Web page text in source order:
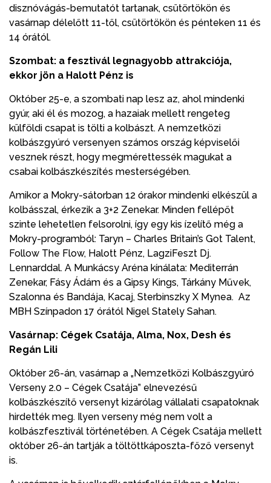
disznóvágás-bemutatót tartanak, csütörtökön és
vasárnap délelőtt 11-től, csütörtökön és pénteken 11 és
14 órától.
Szombat: a fesztivál legnagyobb attrakciója,
ekkor jön a Halott Pénz is
Október 25-e, a szombati nap lesz az, ahol mindenki
gyúr, aki él és mozog, a hazaiak mellett rengeteg
külföldi csapat is tölti a kolbászt. A nemzetközi
kolbászgyúró versenyen számos ország képviselői
vesznek részt, hogy megmérettessék magukat a
csabai kolbászkészítés mesterségében.
Amikor a Mokry-sátorban 12 órakor mindenki elkészül a
kolbásszal, érkezik a 3+2 Zenekar. Minden fellépőt
szinte lehetetlen felsorolni, így egy kis ízelítő még a
Mokry-programból: Taryn – Charles Britain’s Got Talent,
Follow The Flow, Halott Pénz, LagziFeszt Dj.
Lennarddal. A Munkácsy Aréna kínálata: Mediterrán
Zenekar, Fásy Ádám és a Gipsy Kings, Tárkány Művek,
Szalonna és Bandája, Kacaj, Sterbinszky X Mynea. Az
MBH Színpadon 17 órától Nigel Stately Sahan.
Vasárnap: Cégek Csatája, Alma, Nox, Desh és
Regán Lili
Október 26-án, vasárnap a „Nemzetközi Kolbászgyúró
Verseny 2.0 – Cégek Csatája” elnevezésű
kolbászkészítő versenyt kizárólag vállalati csapatoknak
hirdették meg. Ilyen verseny még nem volt a
kolbászfesztivál történetében. A Cégek Csatája mellett
október 26-án tartják a töltöttkáposzta-főző versenyt
is.